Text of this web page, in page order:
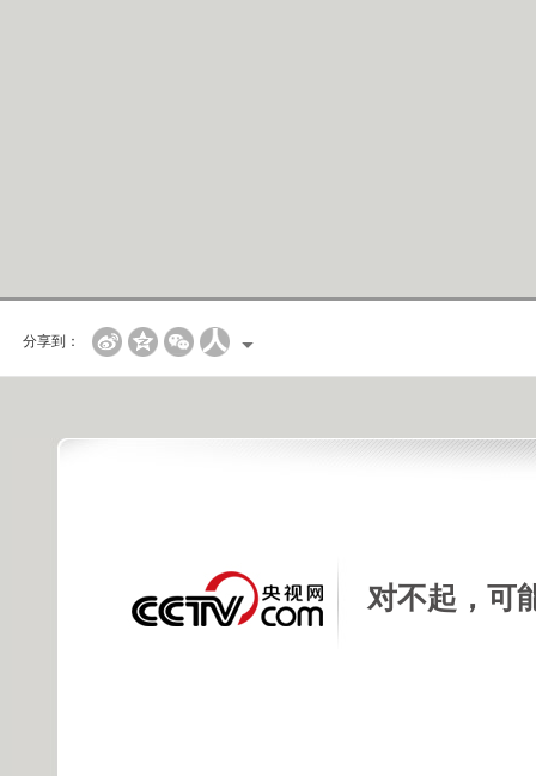
分享到：
对不起，可